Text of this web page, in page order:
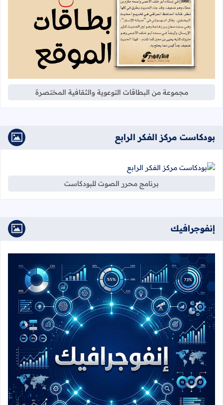
مجموعة من البطاقات التوعوية والثقافية المختصرة
بودكاست مركز الفكر الرابع
برنامج محرر الصوت للبودكاست
إنفوجرافيك